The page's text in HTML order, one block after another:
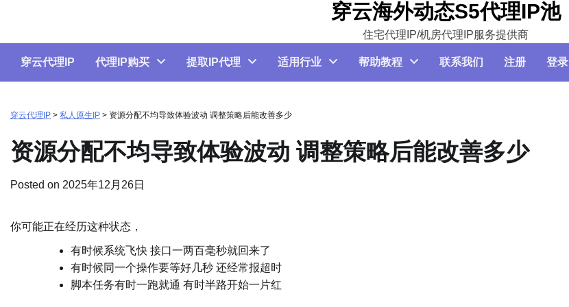
content
穿云海外动态S5代理IP池
住宅代理IP/机房代理IP服务提供商
穿云代理IP 代理IP购买 提取IP代理 适用行业 帮助教程 联系我们 注册 登录
穿云代理IP > 私人原生IP > 资源分配不均导致体验波动 调整策略后能改善多少
资源分配不均导致体验波动 调整策略后能改善多少
Posted on 2025年12月26日
你可能正在经历这种状态，
有时候系统飞快 接口一两百毫秒就回来了
有时候同一个操作要等好几秒 还经常报超时
脚本任务有时一跑就通 有时半路开始一片红